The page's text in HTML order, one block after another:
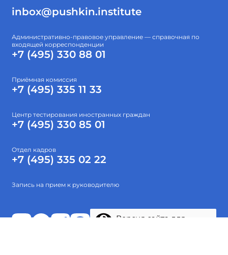
inbox@pushkin.institute
Административно-правовое управление — справочная по
входящей корреспонденции
+7 (495) 330 88 01
Приёмная комиссия
+7 (495) 335 11 33
Центр тестирования иностранных граждан
+7 (495) 330 85 01
Отдел кадров
+7 (495) 335 02 22
Запись на прием к руководителю
Версия сайта для